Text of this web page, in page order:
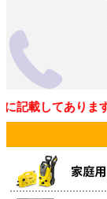
載してあります